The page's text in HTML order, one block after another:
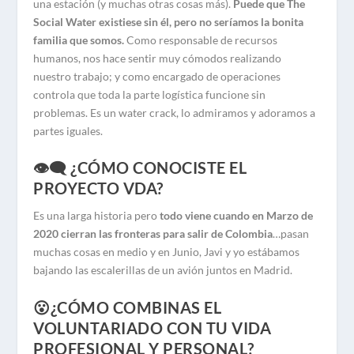
una estación (y muchas otras cosas más). Puede que The
Social Water existiese sin él, pero no seríamos la bonita
familia que somos.Como responsable de recursos
humanos, nos hace sentir muy cómodos realizando
nuestro trabajo; y como encargado de operaciones
controla que toda la parte logística funcione sin
problemas. Es un water crack, lo admiramos y adoramos a
partes iguales.
👁️‍🗨️ ¿CÓMO CONOCISTE EL
PROYECTO VDA?
Es una larga historia perotodo viene cuando en Marzo de
2020 cierran las fronteras para salir de Colombia…pasan
muchas cosas en medio y en Junio, Javi y yo estábamos
bajando las escalerillas de un avión juntos en Madrid.
😮¿CÓMO COMBINAS EL
VOLUNTARIADO CON TU VIDA
PROFESIONAL Y PERSONAL?